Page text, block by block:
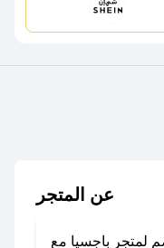
عن المتجر
لمتجر باجسيا مع